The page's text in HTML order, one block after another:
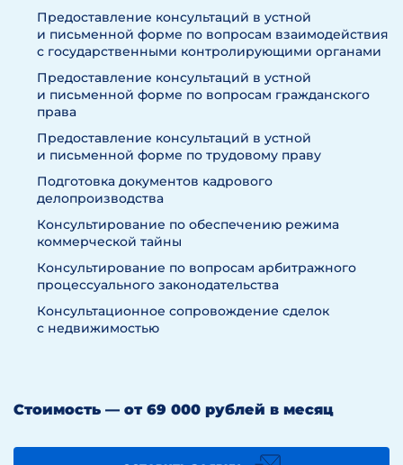
Предоставление консультаций в устной
и письменной форме по вопросам взаимодействия
с государственными контролирующими органами
Предоставление консультаций в устной
и письменной форме по вопросам гражданского
права
Предоставление консультаций в устной
и письменной форме по трудовому праву
Подготовка документов кадрового
делопроизводства
Консультирование по обеспечению режима
коммерческой тайны
Консультирование по вопросам арбитражного
процессуального законодательства
Консультационное сопровождение сделок
с недвижимостью
Стоимость — от 69 000 рублей в месяц